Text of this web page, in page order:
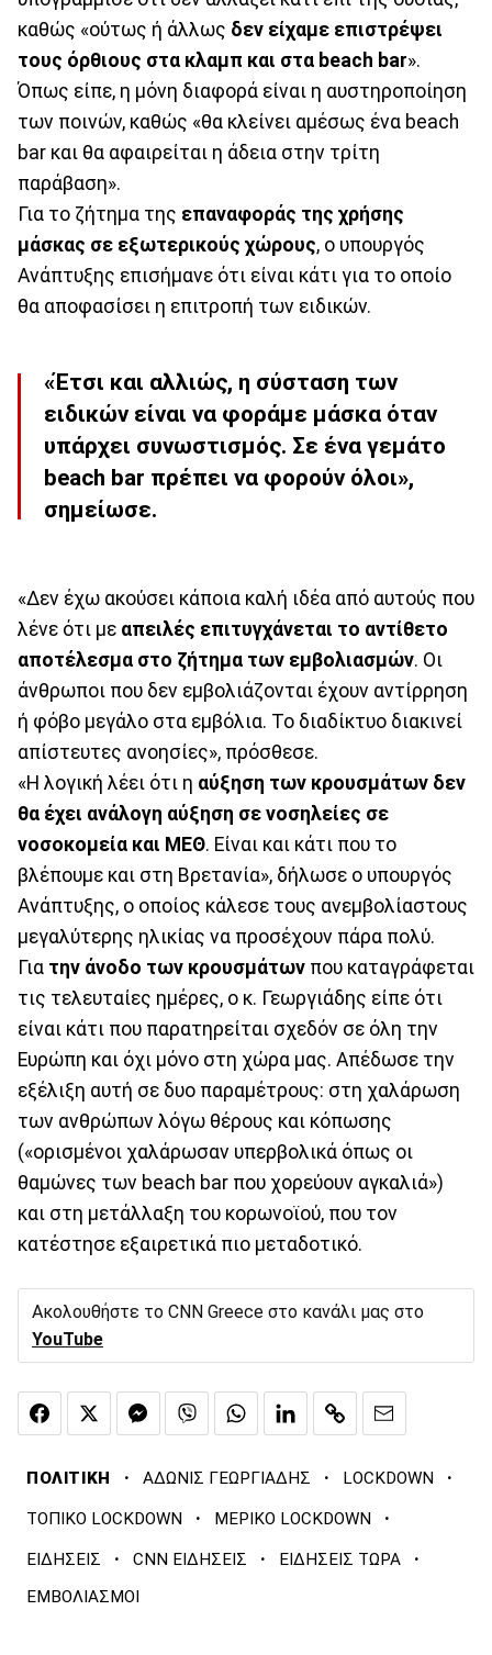
καθώς «ούτως ή άλλως δεν είχαμε επιστρέψει
τους όρθιους στα κλαμπ και στα beach bar».
Όπως είπε, η μόνη διαφορά είναι η αυστηροποίηση
των ποινών, καθώς «θα κλείνει αμέσως ένα beach
bar και θα αφαιρείται η άδεια στην τρίτη
παράβαση».
Για το ζήτημα της επαναφοράς της χρήσης
μάσκας σε εξωτερικούς χώρους, ο υπουργός
Ανάπτυξης επισήμανε ότι είναι κάτι για το οποίο
θα αποφασίσει η επιτροπή των ειδικών.
«Έτσι και αλλιώς, η σύσταση των
ειδικών είναι να φοράμε μάσκα όταν
υπάρχει συνωστισμός. Σε ένα γεμάτο
beach bar πρέπει να φορούν όλοι»,
σημείωσε.
«Δεν έχω ακούσει κάποια καλή ιδέα από αυτούς που
λένε ότι με απειλές επιτυγχάνεται το αντίθετο
αποτέλεσμα στο ζήτημα των εμβολιασμών. Οι
άνθρωποι που δεν εμβολιάζονται έχουν αντίρρηση
ή φόβο μεγάλο στα εμβόλια. Το διαδίκτυο διακινεί
απίστευτες ανοησίες», πρόσθεσε.
«Η λογική λέει ότι η αύξηση των κρουσμάτων δεν
θα έχει ανάλογη αύξηση σε νοσηλείες σε
νοσοκομεία και ΜΕΘ. Είναι και κάτι που το
βλέπουμε και στη Βρετανία», δήλωσε ο υπουργός
Ανάπτυξης, ο οποίος κάλεσε τους ανεμβολίαστους
μεγαλύτερης ηλικίας να προσέχουν πάρα πολύ.
Για την άνοδο των κρουσμάτων που καταγράφεται
τις τελευταίες ημέρες, ο κ. Γεωργιάδης είπε ότι
είναι κάτι που παρατηρείται σχεδόν σε όλη την
Ευρώπη και όχι μόνο στη χώρα μας. Απέδωσε την
εξέλιξη αυτή σε δυο παραμέτρους: στη χαλάρωση
των ανθρώπων λόγω θέρους και κόπωσης
(«ορισμένοι χαλάρωσαν υπερβολικά όπως οι
θαμώνες των beach bar που χορεύουν αγκαλιά»)
και στη μετάλλαξη του κορωνοϊού, που τον
κατέστησε εξαιρετικά πιο μεταδοτικό.
Ακολουθήστε το CNN Greece στο κανάλι μας στο
YouTube
ΠΟΛΙΤΙΚΗ · ΑΔΩΝΙΣ ΓΕΩΡΓΙΑΔΗΣ · LOCKDOWN ·
ΤΟΠΙΚΟ LOCKDOWN · ΜΕΡΙΚΟ LOCKDOWN ·
ΕΙΔΗΣΕΙΣ · CNN ΕΙΔΗΣΕΙΣ · ΕΙΔΗΣΕΙΣ ΤΩΡΑ ·
ΕΜΒΟΛΙΑΣΜΟΙ